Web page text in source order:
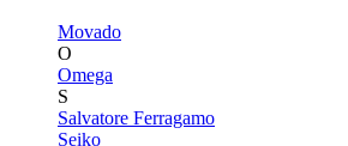
Movado
O
Omega
S
Salvatore Ferragamo
Seiko